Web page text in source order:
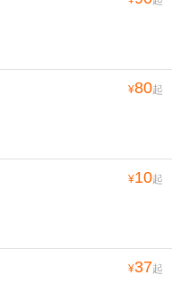
¥80起
¥10起
¥37起